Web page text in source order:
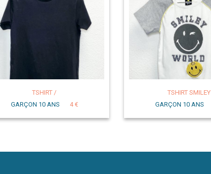
TSHIRT /
GARÇON 10 ANS
4 €
TSHIRT SMILEY
GARÇON 10 ANS